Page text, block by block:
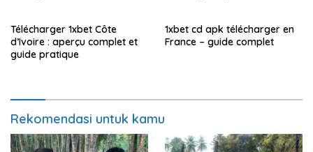
Télécharger 1xbet Côte
d’Ivoire : aperçu complet et
guide pratique
1xbet cd apk télécharger en
France – guide complet
Rekomendasi untuk kamu